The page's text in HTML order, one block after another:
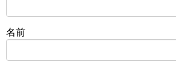
名前